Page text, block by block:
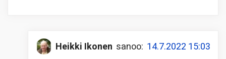
Heikki Ikonen sanoo: 14.7.2022 15:03